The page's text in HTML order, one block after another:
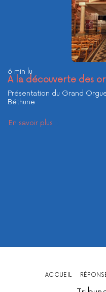
6 min lu
A la découverte des
Présentation du Grand
Béthune
En savoir plus
ACCUEIL